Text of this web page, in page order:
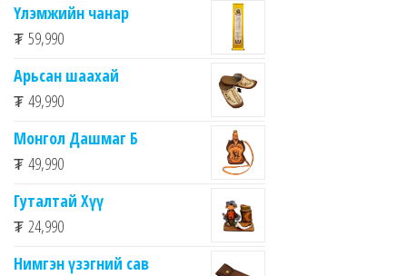
Үлэмжийн чанар
₮ 59,990
Арьсан шаахай
₮ 49,990
Монгол Дашмаг Б
₮ 49,990
Гуталтай Хүү
₮ 24,990
Нимгэн үзэгний сав